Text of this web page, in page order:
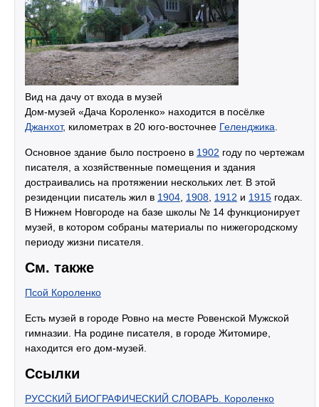
Вид на дачу от входа в музей
Дом-музей «Дача Короленко» находится в посёлке
Джанхот, километрах в 20 юго-восточнее Геленджика
Основное здание было построено в 1902 году по чертежам
писателя, а хозяйственные помещения и здания
достраивались на протяжении нескольких лет. В этой
резиденции писатель жил в 1904 1908 1912 и 1915 годах.
В Нижнем Новгороде на базе школы № 14 функционирует
музей, в котором собраны материалы по нижегородскому
периоду жизни писателя.
См. также
Псой Короленко
Есть музей в городе Ровно на месте Ровенской Мужской
гимназии. На родине писателя, в городе Житомире,
находится его дом-музей.
Ссылки
РУССКИЙ БИОГРАФИЧЕСКИЙ СЛОВАРЬ. Короленко